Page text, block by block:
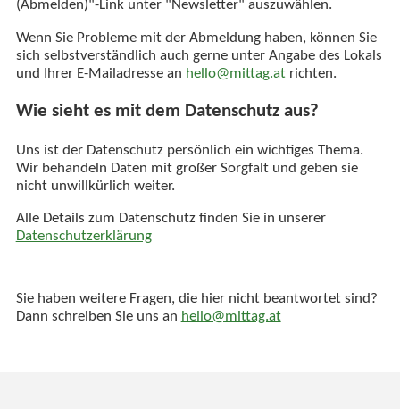
(Abmelden)"-Link unter "Newsletter" auszuwählen.
Wenn Sie Probleme mit der Abmeldung haben, können Sie
sich selbstverständlich auch gerne unter Angabe des Lokals
und Ihrer E-Mailadresse an hello@mittag.atrichten.
Wie sieht es mit dem Datenschutz aus?
Uns ist der Datenschutz persönlich ein wichtiges Thema.
Wir behandeln Daten mit großer Sorgfalt und geben sie
nicht unwillkürlich weiter.
Alle Details zum Datenschutz finden Sie in unserer
Datenschutzerklärung
Sie haben weitere Fragen, die hier nicht beantwortet sind?
Dann schreiben Sie uns an hello@mittag.at